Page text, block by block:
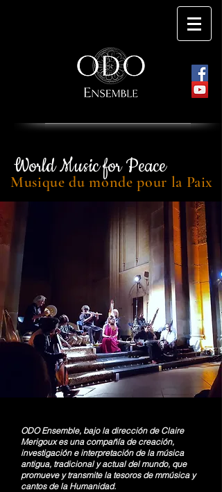
Musique du monde pour la Paix
World Music for Peace
ODO Ensemble, bajo la dirección de Claire
Merigoux es una compañía de creación,
investigación e interpretación de la música
antigua, tradicional y actual del mundo, que
promueve y transmite la tesoros de mmúsica y
cantos de la Humanidad.